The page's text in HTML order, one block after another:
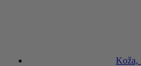
Koža,